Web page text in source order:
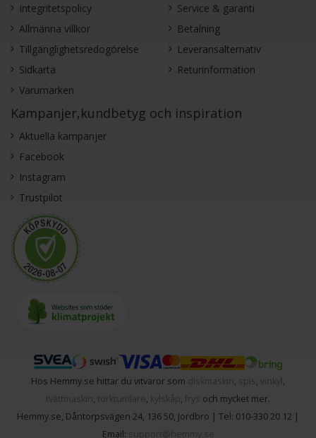
Integritetspolicy
Allmänna villkor
Tillgänglighetsredogörelse
Sidkarta
Varumärken
Service & garanti
Betalning
Leveransalternativ
Returinformation
Kampanjer,kundbetyg och inspiration
Aktuella kampanjer
Facebook
Instagram
Trustpilot
Hos Hemmy.se hittar du vitvaror som diskmaskin , spis , vinkyl ,
tvättmaskin , torktumlare , kylskåp , frys och mycket mer.
Hemmy.se, Dåntorpsvägen 24, 136 50, Jordbro | Tel: 010-330 20 12 |
Email: support@hemmy.se